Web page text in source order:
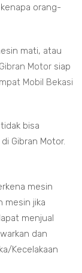
orang-
mati, atau
Gibran Motor siap
Mobil Bekasi
bisa
Gibran Motor.
mesin
mesin jika
menjual
dan
Kecelakaan